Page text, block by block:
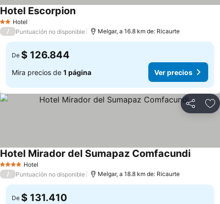
2 Estrellas
Hotel
Hotel Escorpion
/ Puntuación no disponible Melgar, a 16.8 km de: Ricaurte
De $ 126.844
Mira precios de 1 página Ver precios
Compartir
4 EstrellasHotel
Hotel Mirador del Sumapaz Comfacundi
/ Puntuación no disponible Melgar, a 18.8 km de: Ricaurte
De $ 131.410